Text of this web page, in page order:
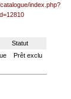
index.php?
Statut
Prêt exclu